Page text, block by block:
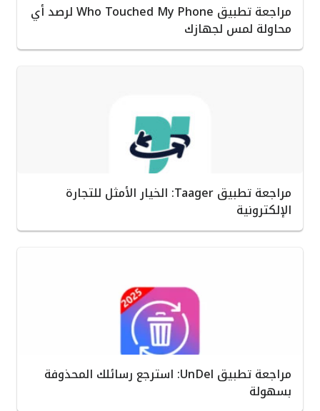
مراجعة تطبيق Who Touched My Phone لرصد أي
محاولة لمس لجهازك
مراجعة تطبيق Taager: الخيار الأمثل للتجارة
الإلكترونية
مراجعة تطبيق UnDel: استرجع رسائلك المحذوفة
بسهولة